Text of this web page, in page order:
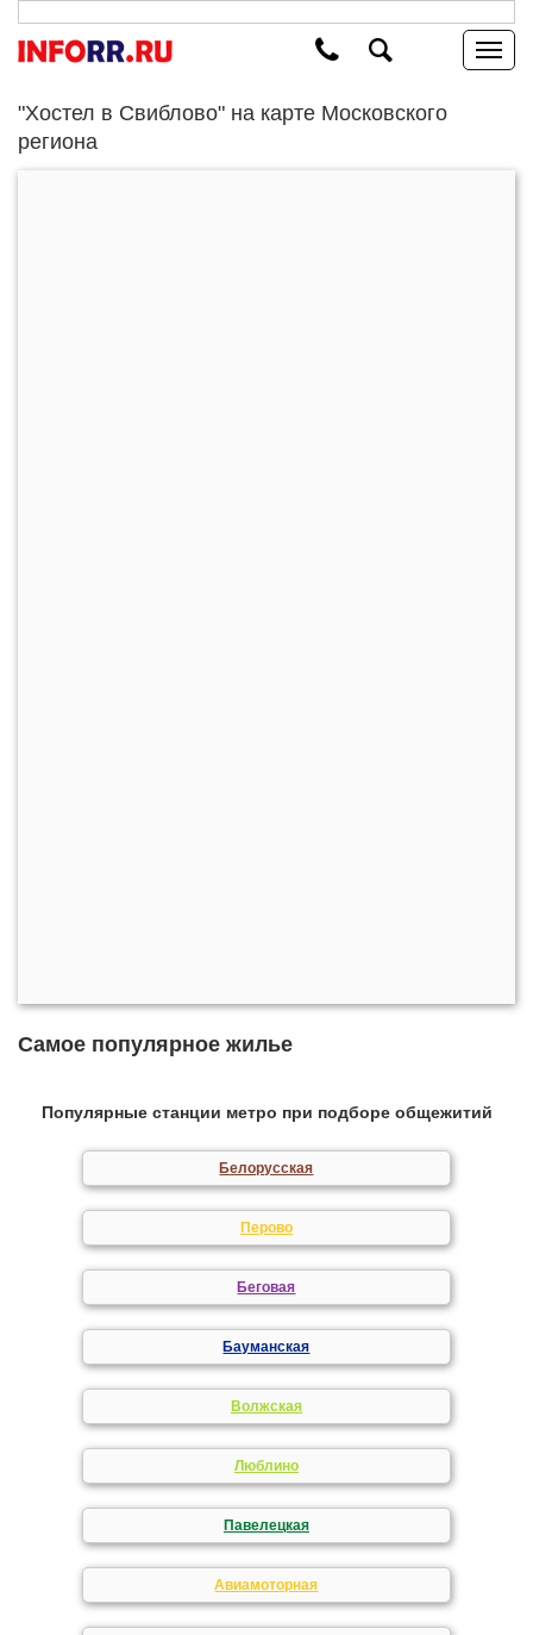
"Хостел в Свиблово" на карте Московского
региона
Самое популярное жилье
Популярные станции метро при подборе общежитий
Белорусская
Перово
Беговая
Бауманская
Волжская
Люблино
Павелецкая
Авиамоторная